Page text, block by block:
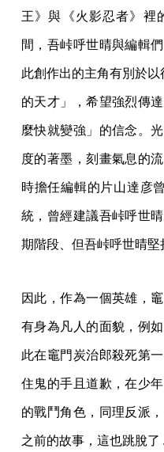
王》與《火影忍者》裡
間，吾峠呼世晴與編輯
此創作出的主角有別於以
的天才」，希望強烈傳
麼快就變強」的信念。
度的著墨，刻畫氣息的
時擔任編輯的片山達彦
統，曾經建議吾峠呼世
期階段、但吾峠呼世晴堅
因此，作為一個英雄，
有身為凡人的面貌，例
此在竈門炭治郎殺死第
住鬼的手且道歉，在少
的戰鬥角色，同理反派
之前的故事，這也跳脫了